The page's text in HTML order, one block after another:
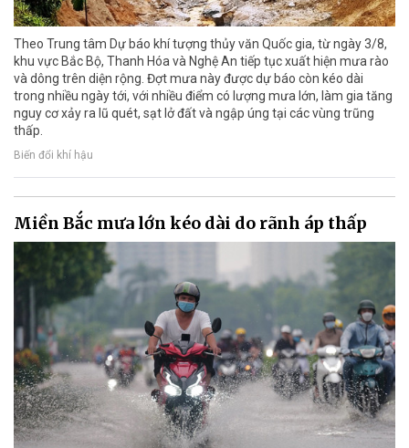
Theo Trung tâm Dự báo khí tượng thủy văn Quốc gia, từ ngày 3/8,
khu vực Bắc Bộ, Thanh Hóa và Nghệ An tiếp tục xuất hiện mưa rào
và dông trên diện rộng. Đợt mưa này được dự báo còn kéo dài
trong nhiều ngày tới, với nhiều điểm có lượng mưa lớn, làm gia tăng
nguy cơ xảy ra lũ quét, sạt lở đất và ngập úng tại các vùng trũng
thấp.
Biến đổi khí hậu
Miền Bắc mưa lớn kéo dài do rãnh áp thấp